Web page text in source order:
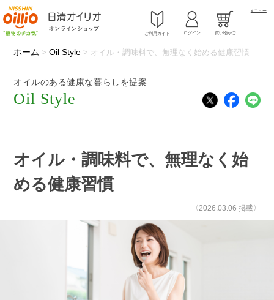
ご利用ガイド ログイン 買い物かご
メニュー
ホーム > Oil Style > オイル・調味料で、無理なく始める健康習慣
オイルのある健康な暮らしを提案
Oil Style
オイル・調味料で、無理なく始
める健康習慣
〈2026.03.06 掲載〉